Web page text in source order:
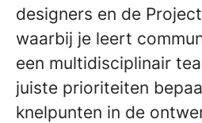
designers en de
waarbij je leert
een multidisciplinair
juiste prioriteiten
knelpunten in de